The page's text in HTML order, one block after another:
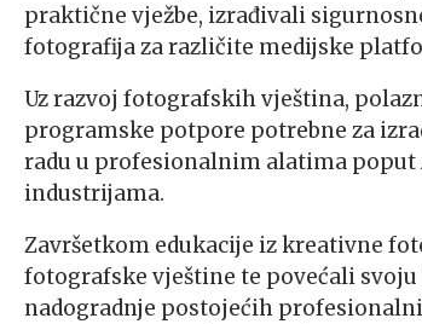
praktične vježbe, izrađivali
fotografija za različite medijske
Uz razvoj fotografskih vještina,
programske potpore potrebne za
radu u profesionalnim alatima
industrijama.
Završetkom edukacije iz kreativne
fotografske vještine te povećali
nadogradnje postojećih